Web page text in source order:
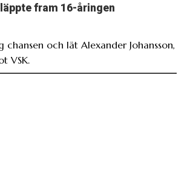
fram 16-åringen
chansen och lät Alexander Johansson,
VSK.